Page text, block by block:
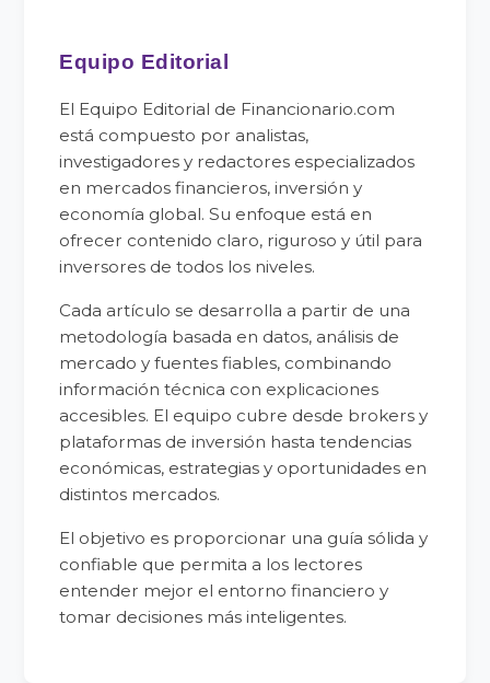
Equipo Editorial
El Equipo Editorial de Financionario.com
está compuesto por analistas,
investigadores y redactores especializados
en mercados financieros, inversión y
economía global. Su enfoque está en
ofrecer contenido claro, riguroso y útil para
inversores de todos los niveles.
Cada artículo se desarrolla a partir de una
metodología basada en datos, análisis de
mercado y fuentes fiables, combinando
información técnica con explicaciones
accesibles. El equipo cubre desde brokers y
plataformas de inversión hasta tendencias
económicas, estrategias y oportunidades en
distintos mercados.
El objetivo es proporcionar una guía sólida y
confiable que permita a los lectores
entender mejor el entorno financiero y
tomar decisiones más inteligentes.